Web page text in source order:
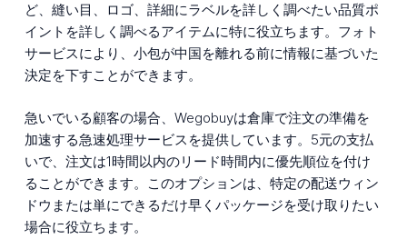
ど、縫い目、ロゴ、詳細にラベルを詳しく調べたい品質ポ
イントを詳しく調べるアイテムに特に役立ちます。フォト
サービスにより、小包が中国を離れる前に情報に基づいた
決定を下すことができます。
急いでいる顧客の場合、Wegobuyは倉庫で注文の準備を
加速する急速処理サービスを提供しています。5元の支払
いで、注文は1時間以内のリード時間内に優先順位を付け
ることができます。このオプションは、特定の配送ウィン
ドウまたは単にできるだけ早くパッケージを受け取りたい
場合に役立ちます。